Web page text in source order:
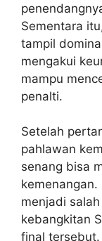
Sementara
tampil
mengakui
mampu
penalti.
Setelah
pahlawan
senang bisa
menjadi
kebangkitan
final tersebut.